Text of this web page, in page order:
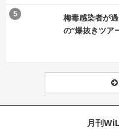
梅毒感染者が
の“爆抜きツア
5
月刊